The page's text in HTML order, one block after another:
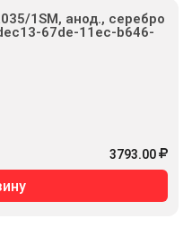
1SM, анод., серебро
67de-11ec-b646-
3793.00